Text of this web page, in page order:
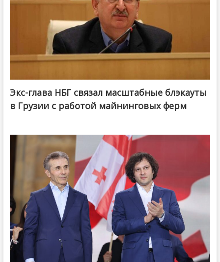
Экс-глава НБГ связал масштабные блэкауты
в Грузии с работой майнинговых ферм